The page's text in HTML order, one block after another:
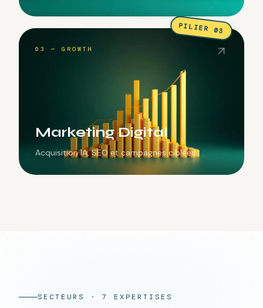
PILIER 03
03 — GROWTH
Marketing Digital
Acquisition IA, SEO et campagnes ciblées.
SECTEURS · 7 EXPERTISES